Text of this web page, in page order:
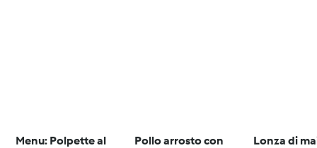
Menu: Polpette al
Pollo arrosto con
Lonza di